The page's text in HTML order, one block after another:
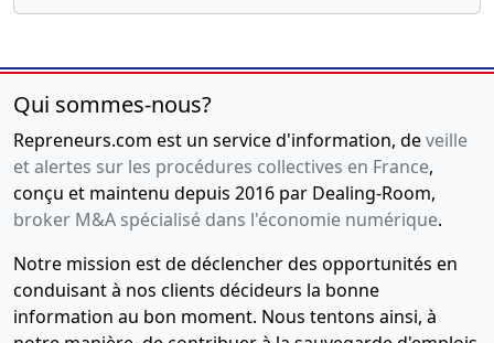
Qui sommes-nous?
Repreneurs.com est un service d'information, deveille
et alertes sur les procédures collectives en France,
conçu et maintenu depuis 2016 par Dealing-Room,
broker M&A spécialisé dans l'économie numérique.
Notre mission est de déclencher des opportunités en
conduisant à nos clients décideurs la bonne
information au bon moment. Nous tentons ainsi, à